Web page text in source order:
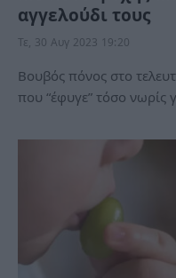
αγγελούδι τους
Τε, 30 Αυγ 2023 19:20
Βουβός πόνος στο
που “έφυγε” τόσο νωρίς